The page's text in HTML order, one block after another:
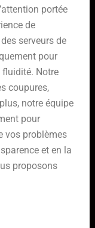
portée
de
serveurs de
pour
Notre
coupures,
notre équipe
pour
vos problèmes
et en la
proposons